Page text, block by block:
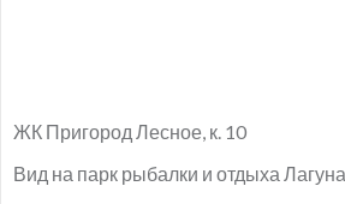
ЖК Пригород Лесное, к. 10
Вид на парк рыбалки и отдыха Лагуна